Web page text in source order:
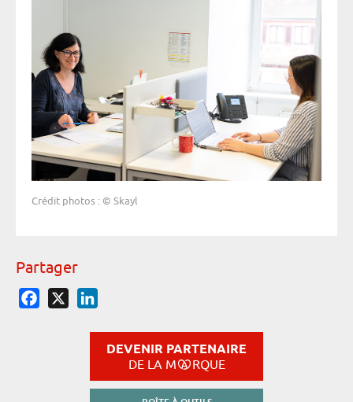
Crédit photos : © Skayl
Partager
Facebook
DEVENIR PARTENAIRE
DE LA M RQUE